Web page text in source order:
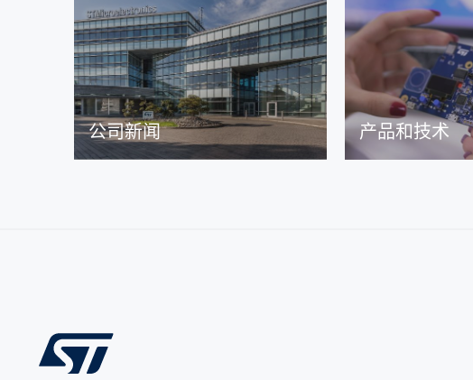
公司新闻 产品和技术